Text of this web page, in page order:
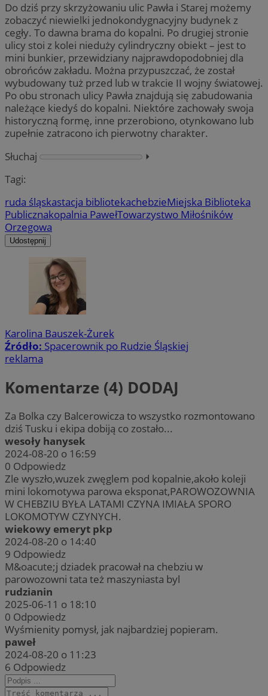
Do dziś przy skrzyżowaniu ulic Pawła i Starej możemy
zobaczyć niewielki jednokondygnacyjny budynek z
cegły. To dawna brama do kopalni. Po drugiej stronie
ulicy stoi z kolei nieduży cylindryczny obiekt – jest to
mini bunkier, przewidziany najprawdopodobniej dla
obrońców zakładu. Można przypuszczać, że został
wybudowany tuż przed lub w trakcie II wojny światowej.
Po obu stronach ulicy Pawła znajdują się zabudowania
należące kiedyś do kopalni. Niektóre zachowały swoja
historyczną formę, inne przerobiono, otynkowano lub
zupełnie zatracono ich pierwotny charakter.
Słuchaj
⏵︎
Tagi:
ruda śląskastacja bibliotekachebzieMiejska Biblioteka
Publicznakopalnia PawełTowarzystwo Miłośników
Orzegowa
Udostępnij
Karolina Bauszek-Żurek
Źródło: Spacerownik po Rudzie Śląskiej
reklama
Komentarze (4) DODAJ
Za Bolka czy Balcerowicza to wszystko rozmontowano
dziś Tusku i ekipa dobiją co zostało...
wesoły hanysek
2024-08-20 o 16:59
0 Odpowiedz
Zle wyszło,wuzek zwęglem pod kopalnie,akoło koleji
mini lokomotywa parowa eksponat,PAROWOZOWNIA
W CHEBZIU BYŁA LATAMI CZYNA IMIAŁA SPORO
LOKOMOTYW CZYNYCH.
wiekowy emeryt pkp
2024-08-20 o 14:40
9 Odpowiedz
M&oacute;j dziadek pracował na chebziu w
parowozowni tata też maszyniasta byl
rudzianin
2025-06-11 o 18:10
0 Odpowiedz
Wyśmienity pomysł, jak najbardziej popieram.
paweł
2024-08-20 o 11:23
6 Odpowiedz